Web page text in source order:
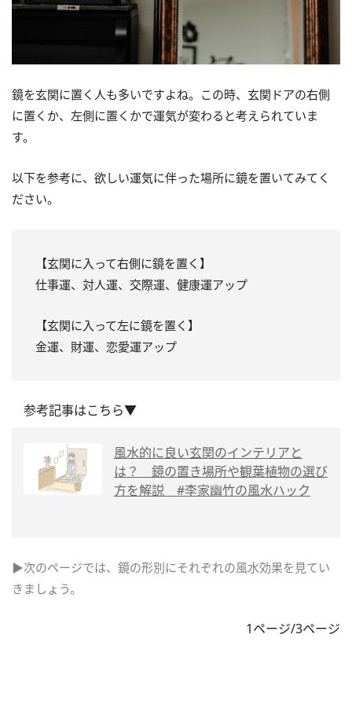
鏡を玄関に置く人も多いですよね。この時、玄関ドアの右側
に置くか、左側に置くかで運気が変わると考えられていま
す。
以下を参考に、欲しい運気に伴った場所に鏡を置いてみてく
ださい。
【玄関に入って右側に鏡を置く】
仕事運、対人運、交際運、健康運アップ
【玄関に入って左に鏡を置く】
金運、財運、恋愛運アップ
参考記事はこちら▼
風水的に良い玄関のインテリアと
は？ 鏡の置き場所や観葉植物の選び
方を解説 #李家幽竹の風水ハック
▶次のページでは、鏡の形別にそれぞれの風水効果を見てい
きましょう。
1ページ/3ページ